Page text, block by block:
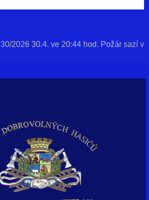
30/2026 30.4. ve 20:44 hod. Požár sazí v